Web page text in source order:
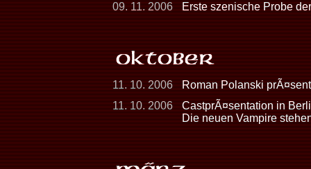
09. 11. 2006
Erste szenische Probe
11. 10. 2006
Roman Polanski
11. 10. 2006
CastprÃ¤sentation in
Die neuen Vampire